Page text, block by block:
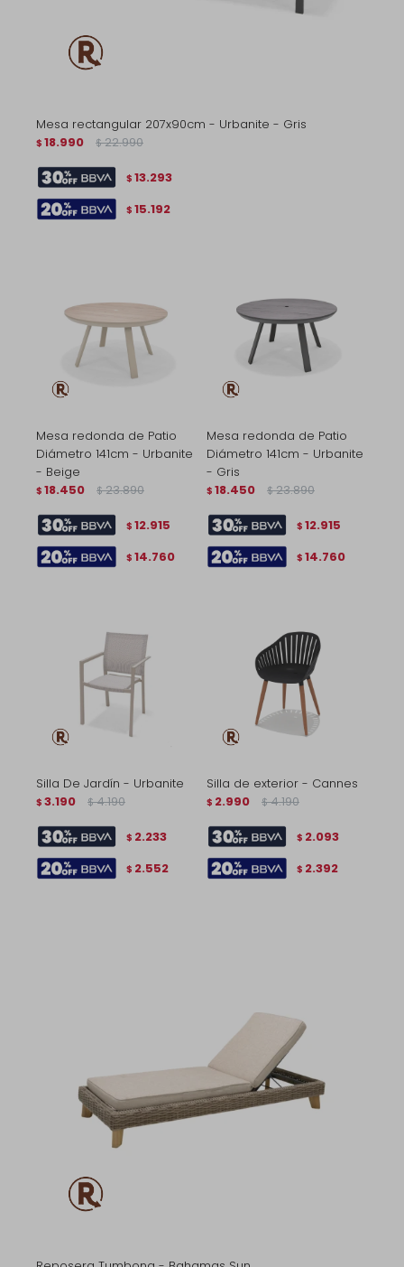
Mesa rectangular 207x90cm - Urbanite - Gris
$ 18.990 $ 22.990
$ 13.293
$ 15.192
Mesa redonda de Patio
Diámetro 141cm - Urbanite
- Beige
$ 18.450 $ 23.890
$ 12.915
$ 14.760
Mesa redonda de Patio
Diámetro 141cm - Urbanite
- Gris
$ 18.450 $ 23.890
$ 12.915
$ 14.760
Silla De Jardín - Urbanite
$ 3.190 $ 4.190
$ 2.233
$ 2.552
Silla de exterior - Cannes
$ 2.990 $ 4.190
$ 2.093
$ 2.392